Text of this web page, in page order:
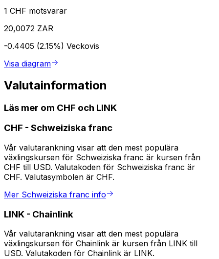
1 CHF motsvarar
20,0072 ZAR
-0.4405 (2.15%) Veckovis
Visa diagram
Valutainformation
Läs mer om CHF och LINK
CHF - Schweiziska franc
Vår valutarankning visar att den mest populära
växlingskursen för Schweiziska franc är kursen från
CHF till USD. Valutakoden för Schweiziska franc är
CHF. Valutasymbolen är CHF.
Mer Schweiziska franc info
LINK - Chainlink
Vår valutarankning visar att den mest populära
växlingskursen för Chainlink är kursen från LINK till
USD. Valutakoden för Chainlink är LINK.